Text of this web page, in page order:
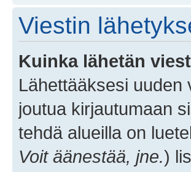
Viestin
Kuinka lähetän
Lähettääksesi uuden
joutua kirjautumaan
tehdä alueilla on
Voit äänestää, jne.)